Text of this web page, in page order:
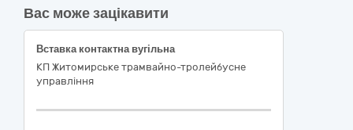
Вас може зацікавити
Вставка контактна вугільна
КП Житомирське трамвайно-тролейбусне
управління